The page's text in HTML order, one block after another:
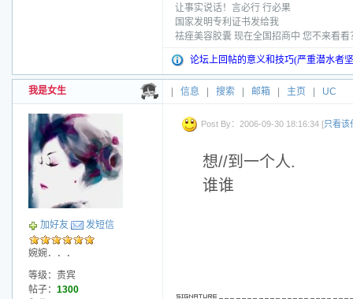
让事实说话！言必行 行必果
国家发明专利证书发给我
祛痤美容胶囊 现在全国招商中 您不来看
论坛上回帖的意义和技巧(严重潜水者
我是女生 信息 搜索 邮箱 主页 UC
加好友 发短信
婉婉．．．
等级：贵宾
帖子： 1300
Post By：2006-09-30 18:16:34 [只看该
想//到一个人.
谁谁